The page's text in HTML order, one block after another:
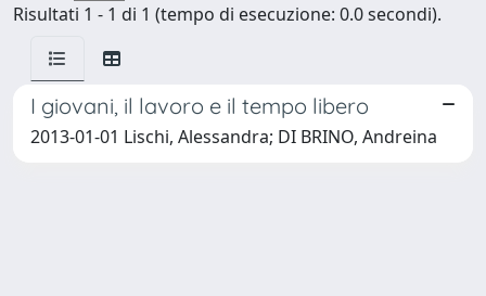
Risultati 1 - 1 di 1 (tempo di esecuzione: 0.0 secondi).
I giovani, il lavoro e il tempo libero
2013-01-01 Lischi, Alessandra; DI BRINO, Andreina